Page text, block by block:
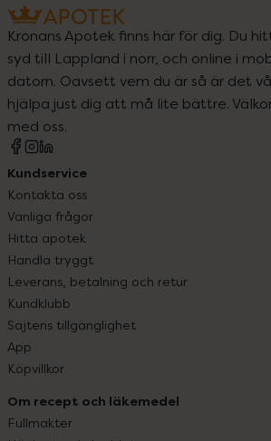
Kronans Apotek finns här för dig. Du
syd till Lappland i norr, och online i
datorn. Oavsett vem du är så är det
hjälpa just dig att må lite bättre.
med oss.
Kundservice
Kontakta oss
Vanliga frågor
Hitta apotek
Handla tryggt
Leverans, betalning och retur
Kundklubb
Sajtens tillgänglighet
App
Köpvillkor
Om recept och läkemedel
Fullmakter